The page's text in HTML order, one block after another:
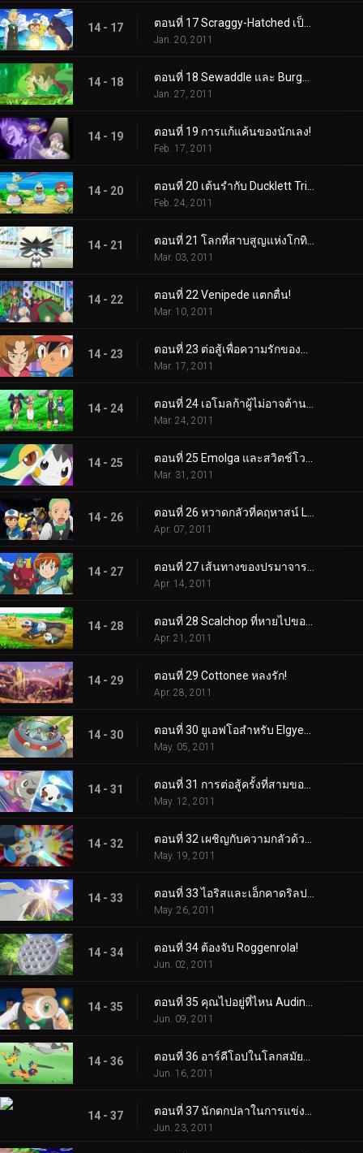
14 - 17
Jan. 20, 2011
14 - 18
Jan. 27, 2011
14 - 19 ตอนที่ 19 การแก้แค้นของนักเลง!
Feb. 17, 2011
14 - 20
Feb. 24, 2011
14 - 21
Mar. 03, 2011
14 - 22 ตอนที่ 22 Venipede แตกตื่น!
Mar. 10, 2011
14 - 23
Mar. 17, 2011
14 - 24
Mar. 24, 2011
14 - 25
Mar. 31, 2011
14 - 26
Apr. 07, 2011
14 - 27
Apr. 14, 2011
14 - 28
Apr. 21, 2011
14 - 29 ตอนที่ 29 Cottonee หลงรัก!
Apr. 28, 2011
14 - 30
May. 05, 2011
14 - 31
May. 12, 2011
14 - 32
May. 19, 2011
14 - 33
May. 26, 2011
14 - 34 ตอนที่ 34 ต้องจับ Roggenrola!
Jun. 02, 2011
14 - 35
Jun. 09, 2011
14 - 36
Jun. 16, 2011
14 - 37
Jun. 23, 2011